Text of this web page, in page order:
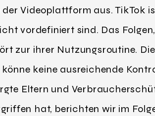
Videoplattform aus. TikTok
vordefiniert sind. Das
zur ihrer Nutzungsroutine.
keine ausreichende
Eltern und
hat, berichten wir im